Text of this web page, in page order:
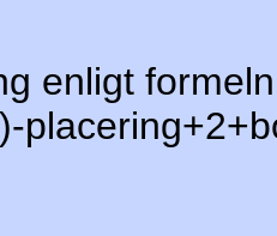
enligt formeln